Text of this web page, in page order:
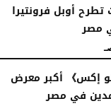
أوبل فرونتيرا
مصر
إكس》 أكبر معرض
في مصر